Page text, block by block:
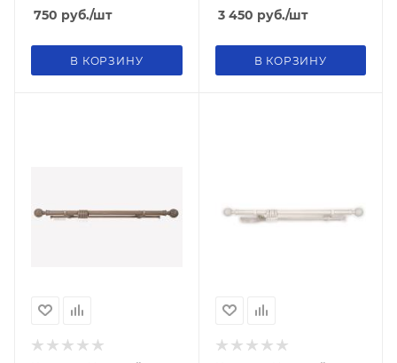
750 руб./шт
В КОРЗИНУ
3 450 руб./шт
В КОРЗИНУ